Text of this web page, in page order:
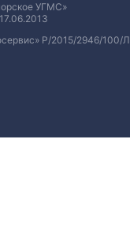
УГМС»
Р/2015/2946/100/Л